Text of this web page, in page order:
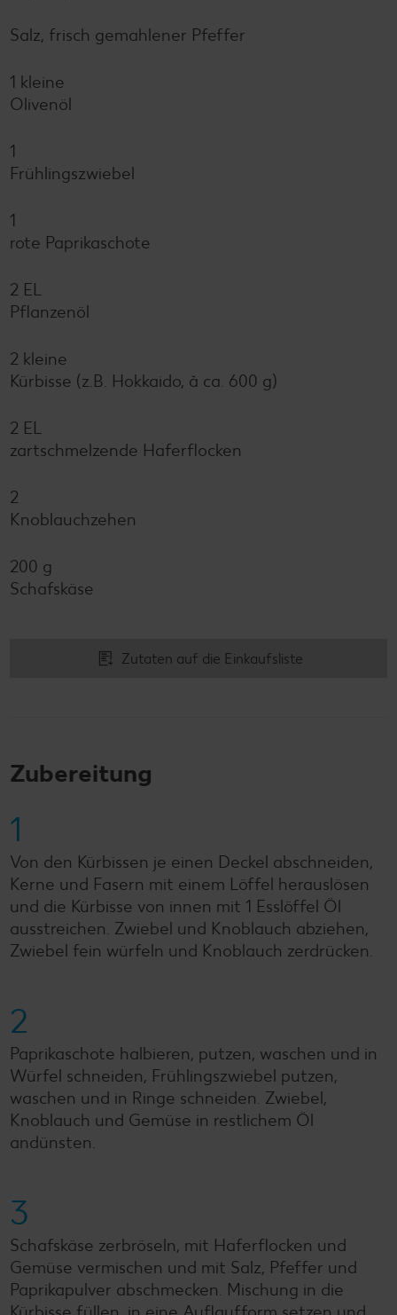
Salz, frisch gemahlener Pfeffer
1 kleine
Olivenöl
1
Frühlingszwiebel
1
rote Paprikaschote
2 EL
Pflanzenöl
2 kleine
Kürbisse (z.B. Hokkaido, à ca. 600 g)
2 EL
zartschmelzende Haferflocken
2
Knoblauchzehen
200 g
Schafskäse
Zutaten auf die Einkaufsliste
Zubereitung
1
Von den Kürbissen je einen Deckel abschneiden,
Kerne und Fasern mit einem Löffel herauslösen
und die Kürbisse von innen mit 1 Esslöffel Öl
ausstreichen. Zwiebel und Knoblauch abziehen,
Zwiebel fein würfeln und Knoblauch zerdrücken.
2
Paprikaschote halbieren, putzen, waschen und in
Würfel schneiden, Frühlingszwiebel putzen,
waschen und in Ringe schneiden. Zwiebel,
Knoblauch und Gemüse in restlichem Öl
andünsten.
3
Schafskäse zerbröseln, mit Haferflocken und
Gemüse vermischen und mit Salz, Pfeffer und
Paprikapulver abschmecken. Mischung in die